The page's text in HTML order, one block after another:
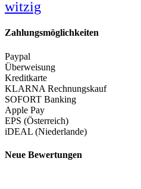
witzig
Zahlungsmöglichkeiten
Paypal
Überweisung
Kreditkarte
KLARNA Rechnungskauf
SOFORT Banking
Apple Pay
EPS (Österreich)
iDEAL (Niederlande)
Neue Bewertungen